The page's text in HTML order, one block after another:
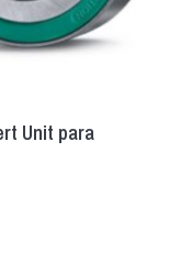
Unit para